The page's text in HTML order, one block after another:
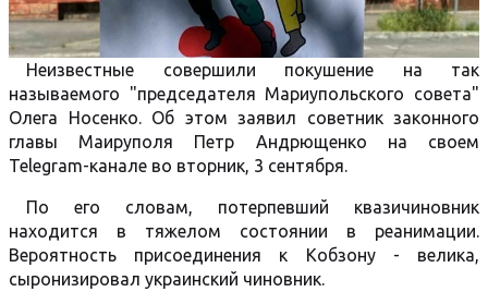
Неизвестные совершили покушение на так
называемого "председателя Мариупольского совета"
Олега Носенко. Об этом заявил советник законного
главы Маируполя Петр Андрющенко на своем
Telegram-канале во вторник, 3 сентября.
По его словам, потерпевший квазичиновник
находится в тяжелом состоянии в реанимации.
Вероятность присоединения к Кобзону - велика,
сыронизировал украинский чиновник.